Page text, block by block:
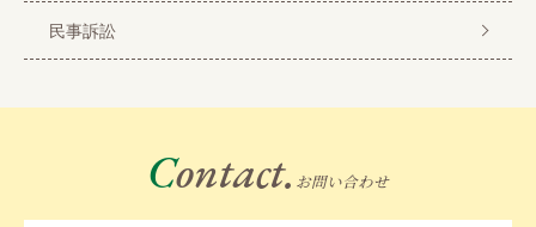
民事訴訟
Contact. お問い合わせ